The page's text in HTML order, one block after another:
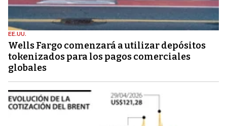
EE.UU.
Wells Fargo comenzará a utilizar depósitos
tokenizados para los pagos comerciales
globales